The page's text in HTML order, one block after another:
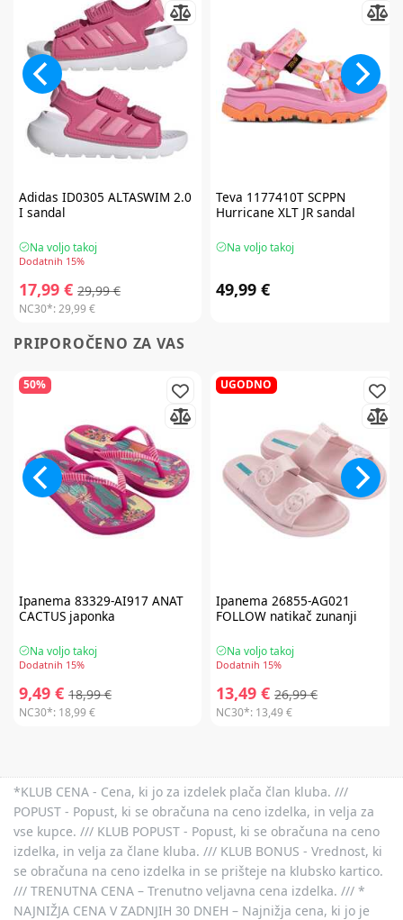
Adidas ID0305 ALTASWIM 2.0
I sandal
Na voljo takoj
Dodatnih 15%
17,99 € 29,99 €
NC30*:29,99 €
Teva 1177410T SCPPN
Hurricane XLT JR sandal
Na voljo takoj
49,99 €
PRIPOROČENO ZA VAS
50%
Ipanema 83329-AI917 ANAT
CACTUS japonka
Na voljo takoj
Dodatnih 15%
9,49 € 18,99 €
NC30*: 18,99 €
UGODNO
Ipanema 26855-AG021
FOLLOW natikač zunanji
Na voljo takoj
Dodatnih 15%
13,49 € 26,99 €
NC30*: 13,49 €
*KLUB CENA - Cena, ki jo za izdelek plača član kluba. ///
POPUST - Popust, ki se obračuna na ceno izdelka, in velja za
vse kupce. /// KLUB POPUST - Popust, ki se obračuna na ceno
izdelka, in velja za člane kluba. /// KLUB BONUS - Vrednost, ki
se obračuna na ceno izdelka in se prišteje na klubsko kartico.
/// TRENUTNA CENA – Trenutno veljavna cena izdelka. /// *
NAJNIŽJA CENA V ZADNJIH 30 DNEH – Najnižja cena, ki jo je